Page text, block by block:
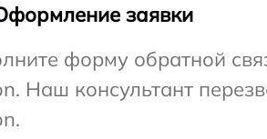
заявки
форму обратной
Наш консультант